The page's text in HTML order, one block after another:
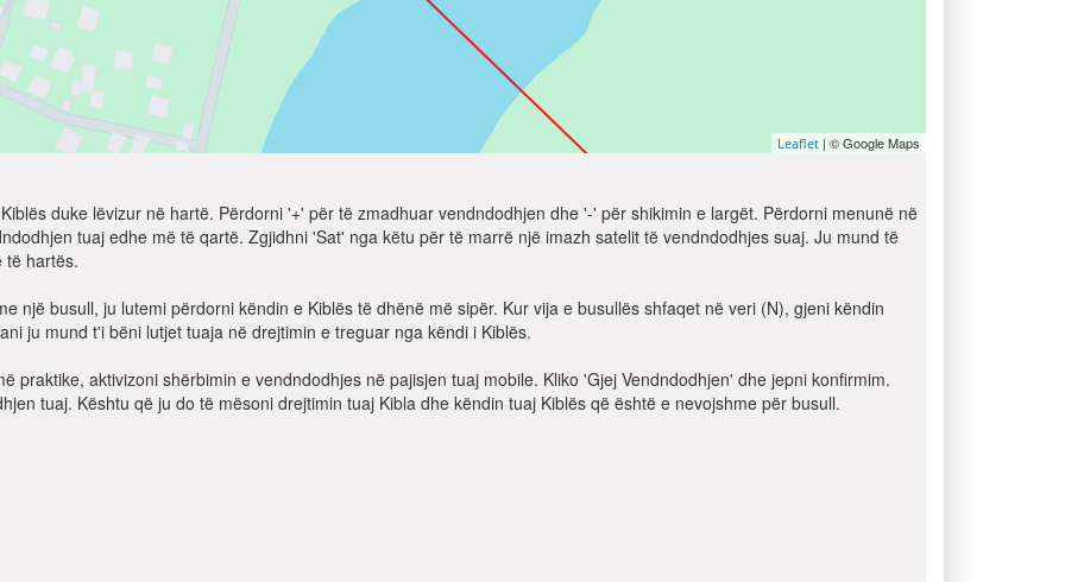
Leaflet | © Google Maps
duke lëvizur në hartë. Përdorni '+' për të zmadhuar vendndodhjen dhe '-' për shikimin e largët. Përdorni menunë në
tuaj edhe më të qartë. Zgjidhni 'Sat' nga këtu për të marrë një imazh satelit të vendndodhjes suaj. Ju mund të
të hartës.
një busull, ju lutemi përdorni këndin e Kiblës të dhënë më sipër. Kur vija e busullës shfaqet në veri (N), gjeni këndin
ju mund t'i bëni lutjet tuaja në drejtimin e treguar nga këndi i Kiblës.
praktike, aktivizoni shërbimin e vendndodhjes në pajisjen tuaj mobile. Kliko 'Gjej Vendndodhjen' dhe jepni konfirmim.
tuaj. Kështu që ju do të mësoni drejtimin tuaj Kibla dhe këndin tuaj Kiblës që është e nevojshme për busull.